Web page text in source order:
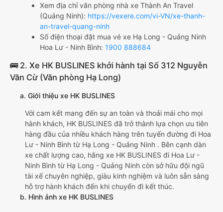
Xem địa chỉ văn phòng nhà xe Thành An Travel
(Quảng Ninh): https://vexere.com/vi-VN/xe-thanh-
an-travel-quang-ninh
Số điện thoại đặt mua vé xe Hạ Long - Quảng Ninh
Hoa Lư - Ninh Bình: 1900 888684
🚌 2. Xe HK BUSLINES khởi hành tại Số 312 Nguyễn
Văn Cừ (Văn phòng Hạ Long)
a. Giới thiệu xe HK BUSLINES
Với cam kết mang đến sự an toàn và thoải mái cho mọi
hành khách, HK BUSLINES đã trở thành lựa chọn ưu tiên
hàng đầu của nhiều khách hàng trên tuyến đường đi Hoa
Lư - Ninh Bình từ Hạ Long - Quảng Ninh . Bên cạnh dàn
xe chất lượng cao, hãng xe HK BUSLINES đi Hoa Lư -
Ninh Bình từ Hạ Long - Quảng Ninh còn sở hữu đội ngũ
tài xế chuyên nghiệp, giàu kinh nghiệm và luôn sẵn sàng
hỗ trợ hành khách đến khi chuyến đi kết thúc.
b. Hình ảnh xe HK BUSLINES